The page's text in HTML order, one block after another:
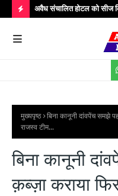
O
S
S
श्री अवैध संचालित होटल को सीज
मुख्यपृष्ठ
बिना कानूनी दांवपेंच समझे
राजस्व टीम...
बिना कानूनी
क़ब्ज़ा कराया